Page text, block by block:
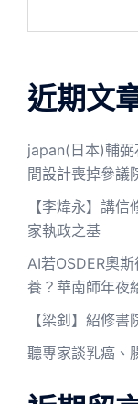
近期文
japan(日本)輔
間設計喪掉參議
【李煒永】講
家執政之基
AI若OSDER奧
養？華南師年夜
【梁釗】紹修
聽專家談乳癌、